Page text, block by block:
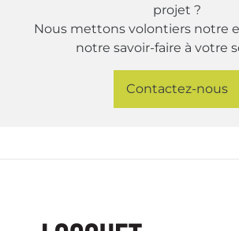
projet ?
Nous mettons volontiers notre
notre savoir-faire à votre
Contactez-nous